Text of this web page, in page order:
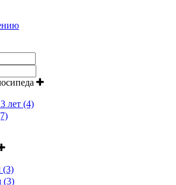
лет (4)
(3)
(3)